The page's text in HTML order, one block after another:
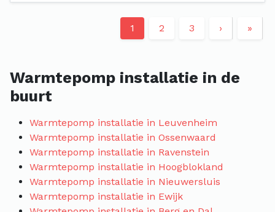
1 2 3 › »
Warmtepomp installatie in de
buurt
Warmtepomp installatie in Leuvenheim
Warmtepomp installatie in Ossenwaard
Warmtepomp installatie in Ravenstein
Warmtepomp installatie in Hoogblokland
Warmtepomp installatie in Nieuwersluis
Warmtepomp installatie in Ewijk